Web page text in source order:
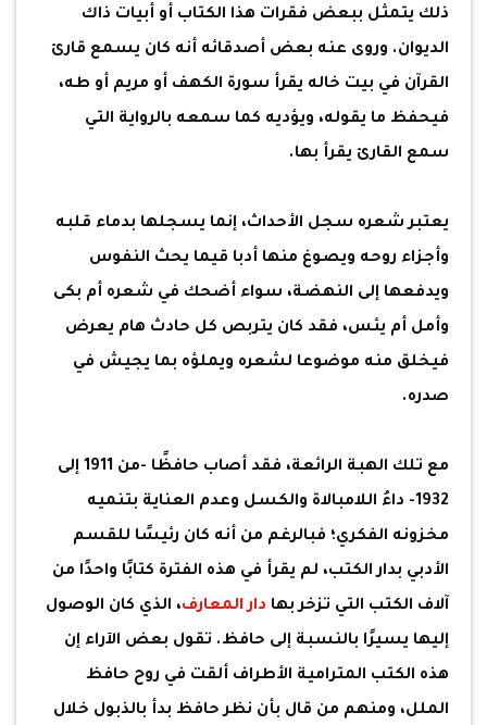
ذلك يتمثل ببعض فقرات هذا الكتاب أو أبيات ذاك
الديوان. وروى عنه بعض أصدقائه أنه كان يسمع قارئ
القرآن في بيت خاله يقرأ سورة الكهف أو مريم أو طه،
فيحفظ ما يقوله، ويؤديه كما سمعه بالرواية التي
سمع القارئ يقرأ بها.
يعتبر شعره سجل الأحداث، إنما يسجلها بدماء قلبه
وأجزاء روحه ويصوغ منها أدبا قيما يحث النفوس
ويدفعها إلى النهضة، سواء أضحك في شعره أم بكى
وأمل أم يئس، فقد كان يتربص كل حادث هام يعرض
فيخلق منه موضوعا لشعره ويملؤه بما يجيش في
صدره.
مع تلك الهبة الرائعة، فقد أصاب حافظًا -من 1911 إلى
1932- داءُ اللامبالاة والكسل وعدم العناية بتنميه
مخزونه الفكري؛ فبالرغم من أنه كان رئيسًا للقسم
الأدبي بدار الكتب، لم يقرأ في هذه الفترة كتابًا واحدًا من
آلاف الكتب التي تزخر بها دار المعارف، الذي كان الوصول
إليها يسيرًا بالنسبة إلى حافظ. تقول بعض الآراء إن
هذه الكتب المترامية الأطراف ألقت في روح حافظ
الملل، ومنهم من قال بأن نظر حافظ بدأ بالذبول خلال